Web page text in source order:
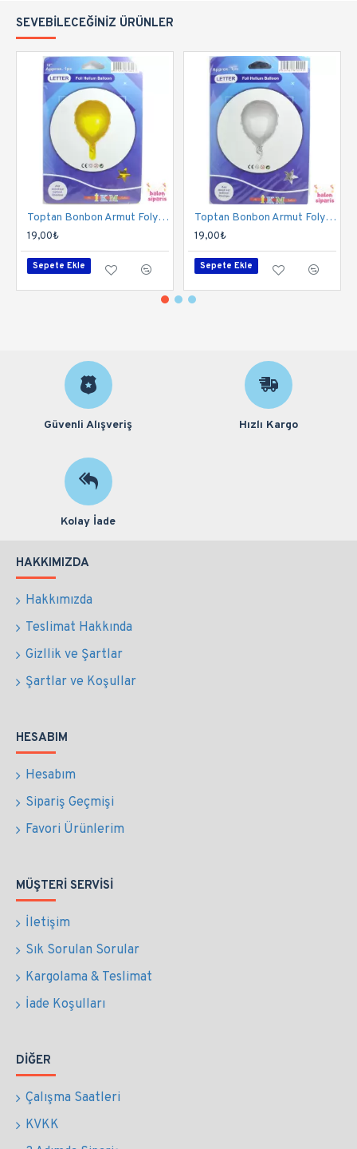
SEVEBILECEĞINIZ ÜRÜNLER
Toptan Bonbon Armut Folyo Balon 18 İnç Altın
19,00₺
Sepete Ekle
Toptan Bonbon Armut Folyo Balon 18 İnç Gümüş
19,00₺
Sepete Ekle
Güvenli Alışveriş Hızlı Kargo
Kolay İade
HAKKIMIZDA
Hakkımızda
Teslimat Hakkında
Gizllik ve Şartlar
Şartlar ve Koşullar
HESABIM
Hesabım
Sipariş Geçmişi
Favori Ürünlerim
MÜŞTERI SERVISI
İletişim
Sık Sorulan Sorular
Kargolama & Teslimat
İade Koşulları
DIĞER
Çalışma Saatleri
KVKK